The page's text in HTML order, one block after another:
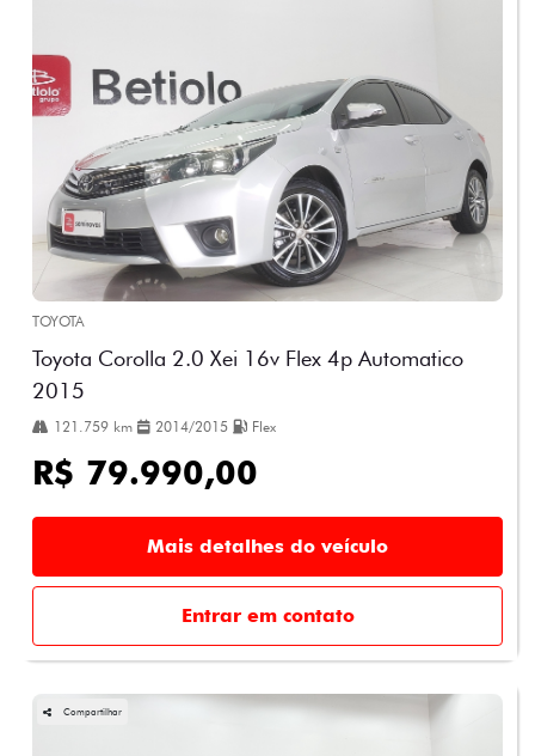
TOYOTA
Toyota Corolla 2.0 Xei 16v Flex 4p Automatico
2015
121.759 km 2014/2015 Flex
R$ 79.990,00
Mais detalhes do veículo
Entrar em contato
Compartilhar